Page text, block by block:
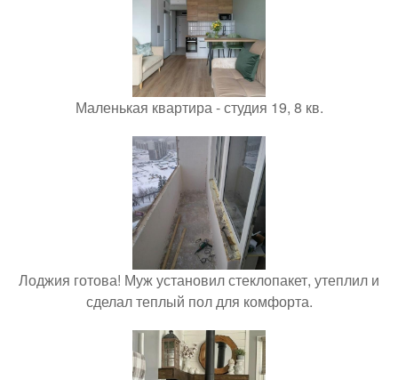
Маленькая квартира - студия 19, 8 кв.
Лоджия готова! Муж установил стеклопакет, утеплил и
сделал теплый пол для комфорта.